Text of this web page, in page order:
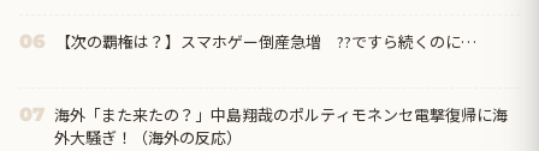
06 【次の覇権は？】スマホゲー倒産急増 ??ですら続くのに…
07 海外「また来たの？」中島翔哉のポルティモネンセ電撃復帰に海
外大騒ぎ！（海外の反応）